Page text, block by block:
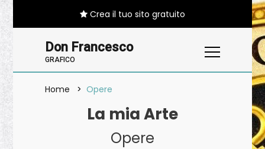
Crea il tuo sito gratuito
Don Francesco
GRAFICO
Home Opere
La mia Arte
Opere